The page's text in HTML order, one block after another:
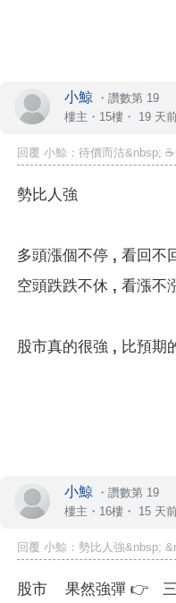
小鯨 ・ 讚數第 19
樓主 ・15樓・ 19 天
回覆 小鯨：待價而沽&nbsp;
勢比人強
多頭漲個不停 , 看回不
空頭跌跌不休 , 看漲不
股市真的很強 , 比預期
小鯨 ・ 讚數第 19
樓主 ・16樓・ 15 天
回覆 小鯨：勢比人強&nbsp;
股市 果然強彈 👉